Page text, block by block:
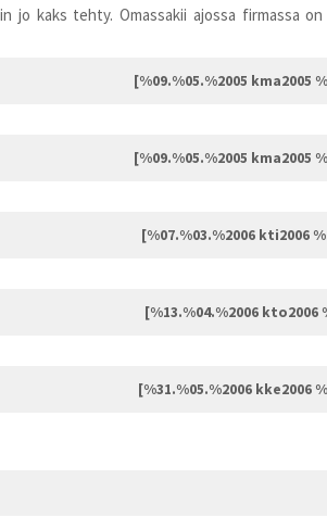
kaks tehty. Omassakii ajossa firmassa
[%09.%05.%2005 kma2005
[%09.%05.%2005 kma2005
[%07.%03.%2006 kti2006
[%13.%04.%2006
[%31.%05.%2006 kke2006